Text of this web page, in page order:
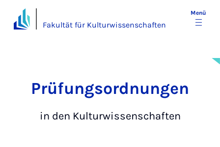
Fakultät für Kulturwissenschaften
Menü
Prü­­fungs­­ord­­nun­­gen
in den Kulturwissenschaften